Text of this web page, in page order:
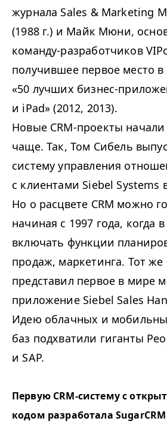
журнала Sales & Marketing
(1988 г.) и Майк Мюни,
команду-разработчиков
получившее первое место в
«50 лучших бизнес-
и iPad» (2012, 2013).
Новые CRM-проекты начали
чаще. Так, Том Сибель
систему управления
с клиентами Siebel Systems
Но о расцвете CRM можно
начиная с 1997 года, когда
включать функции
продаж, маркетинга. Тот же
представил первое в мире
приложение Siebel Sales
Идею облачных и
баз подхватили гиганты
и SAP.
Первую CRM-систему с
кодом разработала